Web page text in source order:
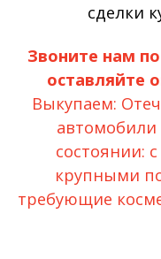
сделки
Звоните нам по
оставляйте
Выкупаем:
состоянии:
крупными
требующие